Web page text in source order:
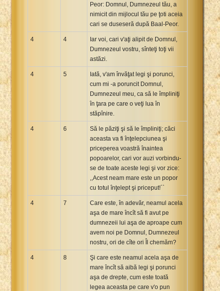
Peor: Domnul, Dumnezeul tău, a
nimicit din mijlocul tău pe ţoti aceia
cari se duseseră după Baal-Peor.
4 4
Iar voi, cari v'aţi alipit de Domnul,
Dumnezeul vostru, sînteţi toţi vii
astăzi.
4 5
Iată, v'am învăţat legi şi porunci,
cum mi -a poruncit Domnul,
Dumnezeul meu, ca să le împliniţi
în ţara pe care o veţi lua în
stăpînire.
4 6
Să le păziţi şi să le împliniţi; căci
aceasta va fi înţelepciunea şi
priceperea voastră înaintea
popoarelor, cari vor auzi vorbindu-
se de toate aceste legi şi vor zice:
,,Acest neam mare este un popor
cu totul înţelept şi priceput!``
4 7
Care este, în adevăr, neamul acela
aşa de mare încît să fi avut pe
dumnezeii lui aşa de aproape cum
avem noi pe Domnul, Dumnezeul
nostru, ori de cîte ori Îl chemăm?
4 8
Şi care este neamul acela aşa de
mare încît să aibă legi şi porunci
aşa de drepte, cum este toată
legea aceasta pe care v'o pun